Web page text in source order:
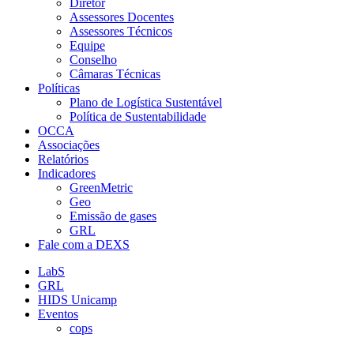
Diretor
Assessores Docentes
Assessores Técnicos
Equipe
Conselho
Câmaras Técnicas
Políticas
Plano de Logística Sustentável
Política de Sustentabilidade
OCCA
Associações
Relatórios
Indicadores
GreenMetric
Geo
Emissão de gases
GRL
Fale com a DEXS
LabS
GRL
HIDS Unicamp
Eventos
cops